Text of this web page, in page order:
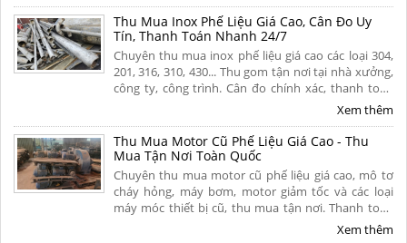
Thu Mua Inox Phế Liệu Giá Cao, Cân Đo Uy
Tín, Thanh Toán Nhanh 24/7
Chuyên thu mua inox phế liệu giá cao các loại 304,
201, 316, 310, 430... Thu gom tận nơi tại nhà xưởng,
công ty, công trình. Cân đo chính xác, thanh toán
liền tay 1 lần, chiết khấu hoa hồng cao cho người
Xem thêm
Thu Mua Motor Cũ Phế Liệu Giá Cao - Thu
Mua Tận Nơi Toàn Quốc
Chuyên thu mua motor cũ phế liệu giá cao, mô tơ
cháy hỏng, máy bơm, motor giảm tốc và các loại
máy móc thiết bị cũ, thu mua tận nơi. Thanh toán
tiền mặt nhanh gọn, bốc xếp trong ngày, có hoa
Xem thêm